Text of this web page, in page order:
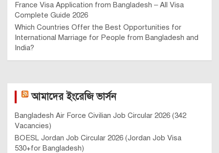
France Visa Application from Bangladesh – All Visa
Complete Guide 2026
Which Countries Offer the Best Opportunities for
International Marriage for People from Bangladesh and
India?
আমাদের ইংরেজি ভার্সন
Bangladesh Air Force Civilian Job Circular 2026 (342
Vacancies)
BOESL Jordan Job Circular 2026 (Jordan Job Visa
530+for Bangladesh)